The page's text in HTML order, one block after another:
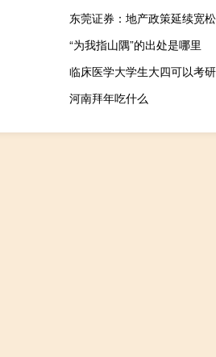
东莞证券：地产政策延续宽
“为我指山隅”的出处是哪里
临床医学大学生大四可以考
河南拜年吃什么